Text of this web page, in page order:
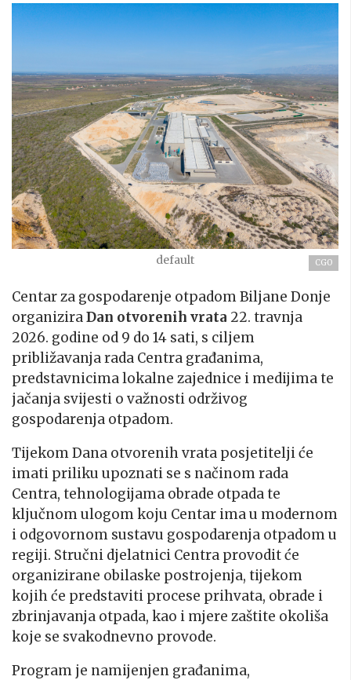
default CGO
Centar za gospodarenje otpadom Biljane Donje
organiziraDan otvorenih vrata 22. travnja
2026. godine od 9 do 14 sati, s ciljem
približavanja rada Centra građanima,
predstavnicima lokalne zajednice i medijima te
jačanja svijesti o važnosti održivog
gospodarenja otpadom.
Tijekom Dana otvorenih vrata posjetitelji će
imati priliku upoznati se s načinom rada
Centra, tehnologijama obrade otpada te
ključnom ulogom koju Centar ima u modernom
i odgovornom sustavu gospodarenja otpadom u
regiji. Stručni djelatnici Centra provodit će
organizirane obilaske postrojenja, tijekom
kojih će predstaviti procese prihvata, obrade i
zbrinjavanja otpada, kao i mjere zaštite okoliša
koje se svakodnevno provode.
Program je namijenjen građanima,